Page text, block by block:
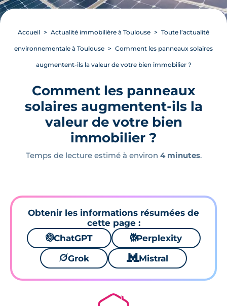
Accueil Actualité immobilière à Toulouse Toute l’actualité
environnementale à Toulouse Comment les panneaux solaires
augmentent-ils la valeur de votre bien immobilier ?
Comment les panneaux
solaires augmentent-ils la
valeur de votre bien
immobilier ?
Temps de lecture estimé à environ 4 minutes.
Obtenir les informations résumées de
cette page :
🌌ChatGPT ⚙Perplexity
🪐Grok 🐱 Mistral